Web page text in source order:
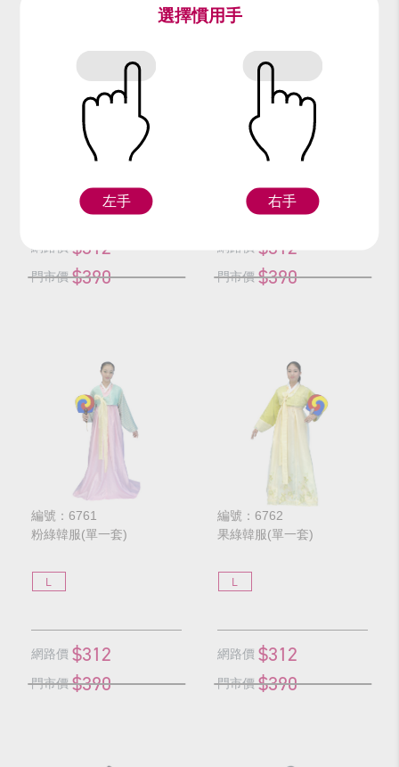
編號：63120
藍灰緞韓服
網路價 $312
門市價 $390
黃藍韓服(單一套)
網路價 $312
門市價 $390
編號：6761
粉綠韓服(單一套)
L
網路價 $312
門市價 $390
編號：6762
果綠韓服(單一套)
L
網路價 $312
門市價 $390
選擇慣用手
左手 右手